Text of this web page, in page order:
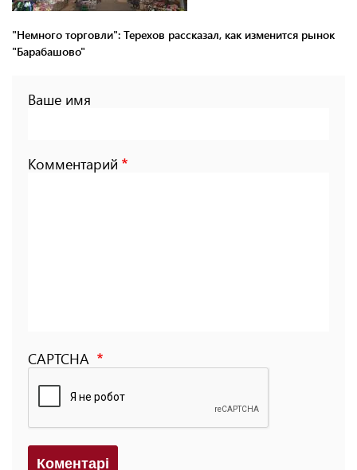
"Немного торговли": Терехов рассказал, как изменится рынок
"Барабашово"
Ваше имя
Комментарий
CAPTCHA
Коментарi